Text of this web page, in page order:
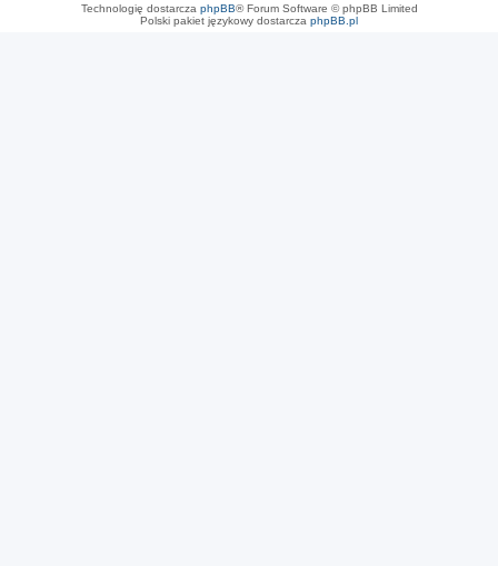
Technologię dostarcza phpBB® Forum Software © phpBB Limited
Polski pakiet językowy dostarcza phpBB.pl